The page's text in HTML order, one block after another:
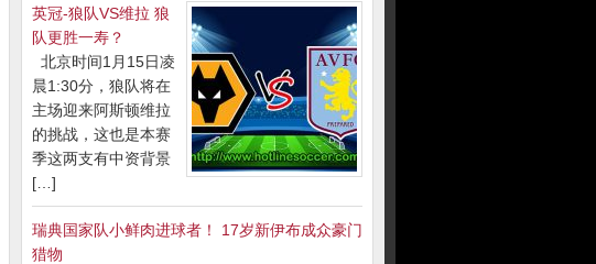
英冠-狼队VS维拉 狼
队更胜一寿？
北京时间1月15日凌
晨1:30分，狼队将在
主场迎来阿斯顿维拉
的挑战，这也是本赛
季这两支有中资背景
[…]
瑞典国家队小鲜肉进球者！ 17岁新伊布成众豪门
猎物